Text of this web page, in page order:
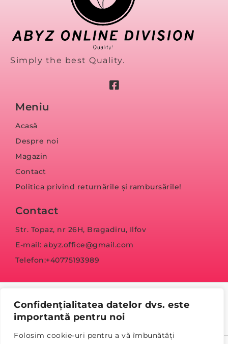
Confidențialitatea datelor dvs. este
importantă pentru noi
Folosim cookie-uri pentru a vă îmbunătăți
Simply the best Quality.
Meniu
Acasă
Despre noi
Magazin
Contact
Politica privind returnările și rambursările!
Contact
Str. Topaz, nr 26H, Bragadiru, Ilfov
E-mail: abyz.office@gmail.com
Telefon:+40775193989